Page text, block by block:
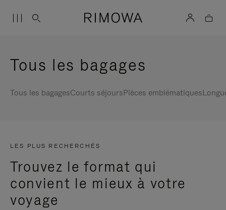
Tous les bagages
Tous les bagagesCourts séjoursPièces emblématiques
LES PLUS RECHERCHÉS
Trouvez le format qui
convient le mieux à votre
voyage